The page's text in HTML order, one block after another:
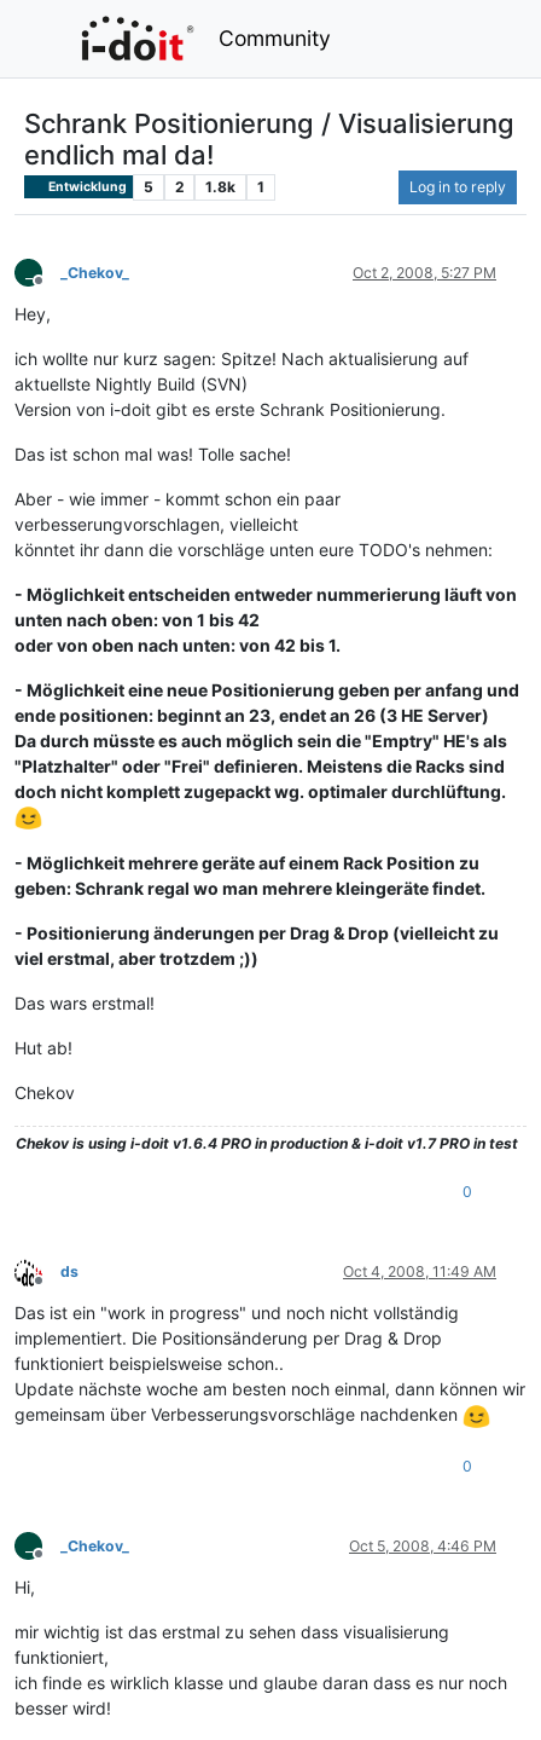
Community
Schrank Positionierung / Visualisierung
endlich mal da!
Entwicklung 5 2 1.8k 1 Log in to reply
Offline
_Chekov_ Oct 2, 2008, 5:27 PM
Hey,
ich wollte nur kurz sagen: Spitze! Nach aktualisierung auf
aktuellste Nightly Build (SVN)
Version von i-doit gibt es erste Schrank Positionierung.
Das ist schon mal was! Tolle sache!
Aber - wie immer - kommt schon ein paar
verbesserungvorschlagen, vielleicht
könntet ihr dann die vorschläge unten eure TODO's nehmen:
- Möglichkeit entscheiden entweder nummerierung läuft von
unten nach oben: von 1 bis 42
oder von oben nach unten: von 42 bis 1.
- Möglichkeit eine neue Positionierung geben per anfang und
ende positionen: beginnt an 23, endet an 26 (3 HE Server)
Da durch müsste es auch möglich sein die "Emptry" HE's als
"Platzhalter" oder "Frei" definieren. Meistens die Racks sind
doch nicht komplett zugepackt wg. optimaler durchlüftung.
- Möglichkeit mehrere geräte auf einem Rack Position zu
geben: Schrank regal wo man mehrere kleingeräte findet.
- Positionierung änderungen per Drag & Drop (vielleicht zu
viel erstmal, aber trotzdem ;))
Das wars erstmal!
Hut ab!
Chekov
Chekovis using i-doit v1.6.4 PRO in production & i-doit v1.7 PRO in test
0
Offline
ds Oct 4, 2008, 11:49 AM
Das ist ein "work in progress" und noch nicht vollständig
implementiert. Die Positionsänderung per Drag & Drop
funktioniert beispielsweise schon..
Update nächste woche am besten noch einmal, dann können wir
gemeinsam über Verbesserungsvorschläge nachdenken
0
Offline
_Chekov_ Oct 5, 2008, 4:46 PM
Hi,
mir wichtig ist das erstmal zu sehen dass visualisierung
funktioniert,
ich finde es wirklich klasse und glaube daran dass es nur noch
besser wird!